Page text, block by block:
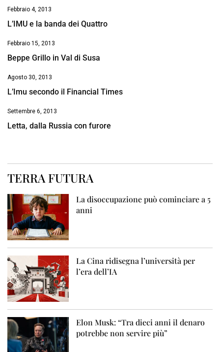
Febbraio 4, 2013
L’IMU e la banda dei Quattro
Febbraio 15, 2013
Beppe Grillo in Val di Susa
Agosto 30, 2013
L’Imu secondo il Financial Times
Settembre 6, 2013
Letta, dalla Russia con furore
TERRA FUTURA
La disoccupazione può cominciare a 5
anni
La Cina ridisegna l’università per
l’era dell’IA
Elon Musk: “Tra dieci anni il denaro
potrebbe non servire più”